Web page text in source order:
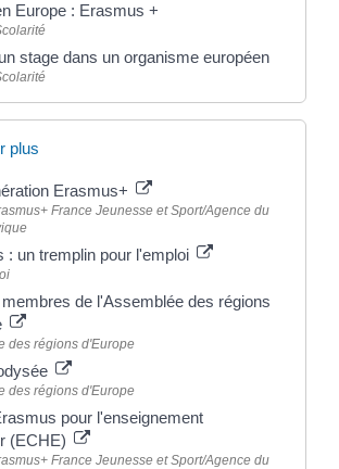
Europe : Erasmus +
stage dans un organisme européen
plus
Erasmus+
France Jeunesse et Sport/Agence du
: un tremplin pour l'emploi
de l'Assemblée des régions
des régions d'Europe
des régions d'Europe
pour l'enseignement
(ECHE)
France Jeunesse et Sport/Agence du